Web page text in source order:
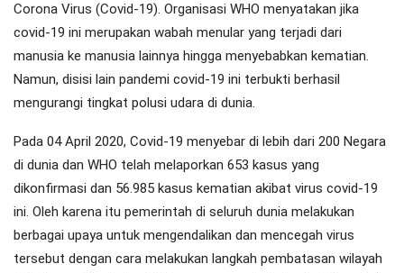
Corona Virus (Covid-19). Organisasi WHO menyatakan jika
covid-19 ini merupakan wabah menular yang terjadi dari
manusia ke manusia lainnya hingga menyebabkan kematian.
Namun, disisi lain pandemi covid-19 ini terbukti berhasil
mengurangi tingkat polusi udara di dunia.
Pada 04 April 2020, Covid-19 menyebar di lebih dari 200 Negara
di dunia dan WHO telah melaporkan 653 kasus yang
dikonfirmasi dan 56.985 kasus kematian akibat virus covid-19
ini. Oleh karena itu pemerintah di seluruh dunia melakukan
berbagai upaya untuk mengendalikan dan mencegah virus
tersebut dengan cara melakukan langkah pembatasan wilayah